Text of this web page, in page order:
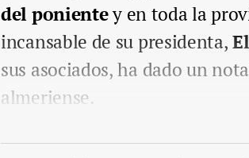
del ponientey en toda la
incansable de su presidenta,
sus asociados, ha dado un
almeriense.